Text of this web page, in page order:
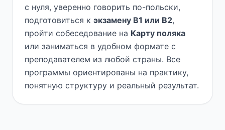
с нуля, уверенно говорить по-польски,
подготовиться к экзамену B1 или B2,
пройти собеседование на Карту поляка
или заниматься в удобном формате с
преподавателем из любой страны. Все
программы ориентированы на практику,
понятную структуру и реальный результат.